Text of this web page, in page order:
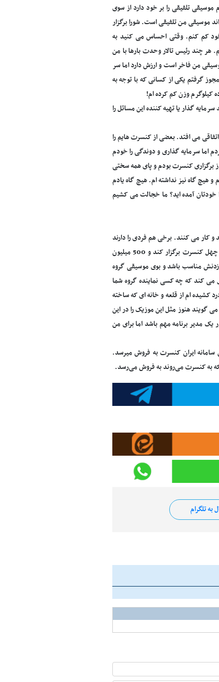
تلفیقی را بر خود دارد از سوی
موسیقی من تلفیقی است. شورا برگزار
خود کم کنم. وقتی احساس می کنید به
هر چند رئیس تالار وحدت بارها با من
من فاخر است و ارزش دارد اما سر
گرفتم یکی از کسانی که با توجه به
کیلوگرم وزن کم کرده ام!
گذار یا تهیه کننده این مسائل را
می افتد. بعضی از کنسرت هایم را
اما سرمایه گذاری و دوندگی را خودم
برگزاری کنسرت بودم و پای همه سختی
و هیچ گاه نیز نداشته ام. هیچ گاه یادم
خودتان آمده اید؟ ما خجالت می کشیم
و کار می کنند. برخی هم فردی را دارند
که می تواند نماینده خوبی برای دفاع از حیثیت یک گروه با سابقه باشد. مدیر برنامه این نیست که چهل کنسرت برگزار کند و 500 میلیون
مناسب باشد و بوی موسیقی گروه
می کند که چه کسی نماینده گروه شما
ام از قلعه و خانه ای که ساخته
گویند هنوز مثل این موزیک را در این
مدیر برنامه مهم باشد اما برای من
نیز از طریق سامانه ایران کنسرت به فروش میرسد.
که به کنسرت می‌روند به فروش می‌رسد.
به تلگرام